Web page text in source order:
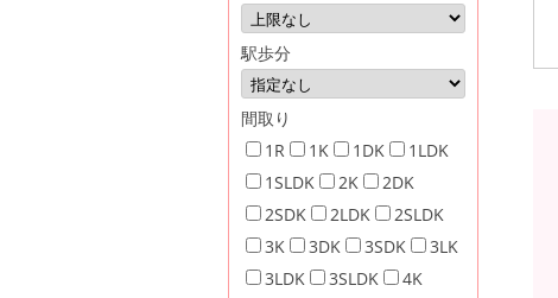
駅歩分
間取り
1R
1K 1DK
1LDK
1SLDK
2K
2DK
2SDK
2LDK
2SLDK
3K
3DK 3SDK
3LK
3LDK
3SLDK
4K